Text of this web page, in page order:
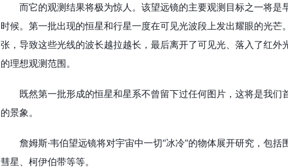
而它的观测结果将极为惊人。该望远镜的主要观测目标之一将是
时候。第一批出现的恒星和行星一度在可见光波段上发出耀眼的光芒
张，导致这些光线的波长越拉越长，最后离开了可见光、落入了红外
的理想观测范围。
既然第一批形成的恒星和星系不曾留下过任何图片，这将是我们
的景象。
詹姆斯·韦伯望远镜将对宇宙中一切“冰冷”的物体展开研究，包括
彗星、柯伊伯带等等。